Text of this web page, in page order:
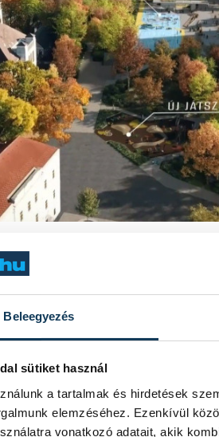
Beleegyezés
sütiket használ
a tartalmak és hirdetések
elemzéséhez. Ezenkívül
vonatkozó adatait, akik
délelőtt
szoros és együttműködő a
Ez szűnik meg most
a városszövet részévé.
a beruházásnak, amikor
az egyik eleme a teljes fejlesztésnek,
a kampusz területén.
ezzel a felszínről